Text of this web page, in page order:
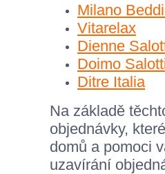
Milano
Vitarelax
Dienne
Doimo
Ditre Italia
Na základě
objednávky,
domů a pomoci
uzavírání